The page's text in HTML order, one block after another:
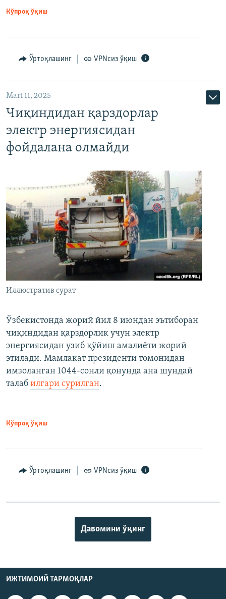
Кўпроқ ўқиш
Ўртоқлашинг VPNсиз ўқиш
Mart 11, 2025
Чиқиндидан қарздорлар
электр энергиясидан
фойдалана олмайди
Иллюстратив сурат
Ўзбекистонда жорий йил 8 июндан эътиборан
чиқиндидан қарздорлик учун электр
энергиясидан узиб қўйиш амалиёти жорий
этилади. Мамлакат президенти томонидан
имзоланган 1044-сонли қонунда ана шундай
талаб илгари сурилган.
Кўпроқ ўқиш
Ўртоқлашинг VPNсиз ўқиш
Давомини ўқинг
ИЖТИМОИЙ ТАРМОҚЛАР